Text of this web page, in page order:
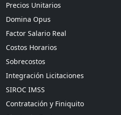
Precios Unitarios
Domina Opus
Factor Salario Real
Costos Horarios
Sobrecostos
Integración Licitaciones
SIROC IMSS
Contratación y Finiquito